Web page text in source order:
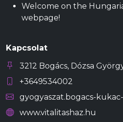
Welcome on the
webpage!
Kapcsolat
3212 Bogács, Dózsa
+3649534002
gyogyaszat.bogacs-
www.vitalitashaz.hu